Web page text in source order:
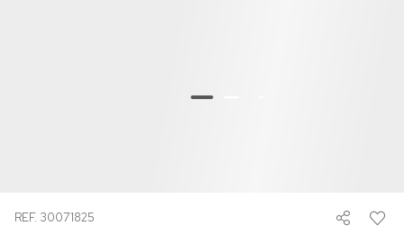
REF. 30071825